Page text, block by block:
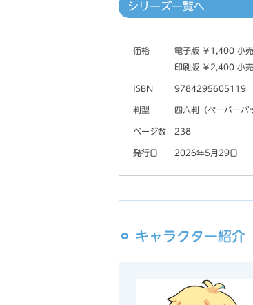
シリーズ一覧へ
価格
電子版 ￥1,400 小売
印刷版 ￥2,400 小売
ISBN 9784295605119
判型 四六判（ペーパーバ
ページ数 238
発行日 2026年5月29日
⚪︎ キャラクター紹介